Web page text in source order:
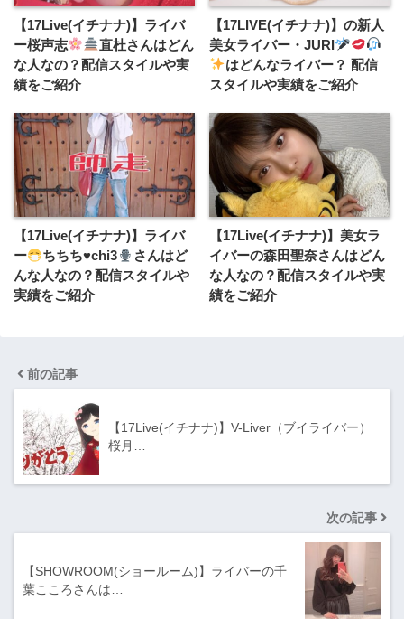
【17Live(イチナナ)】ライバ
ー桜声志
直杜さんはどん
な人なの？配信スタイルや実
績をご紹介
【17LIVE(イチナナ)】の新人
美女ライバー・JURI
はどんなライバー？ 配信
スタイルや実績をご紹介
【17Live(イチナナ)】ライバ
ー
ちちち♥️chi3
さんはど
んな人なの？配信スタイルや
実績をご紹介
【17Live(イチナナ)】美女ラ
イバーの森田聖奈さんはどん
な人なの？配信スタイルや実
績をご紹介
前の記事
【17Live(イチナナ)】V-Liver（ブイライバー）
桜月…
次の記事
【SHOWROOM(ショールーム)】ライバーの千
葉こころさんは…